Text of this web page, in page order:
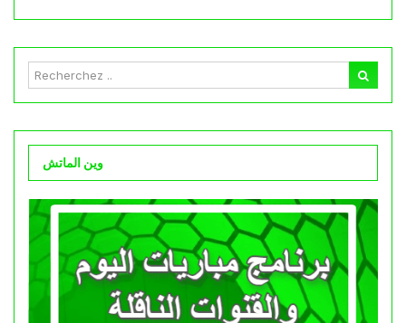
وين الماتش